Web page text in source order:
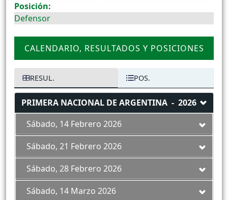
Posición:
Defensor
CALENDARIO, RESULTADOS Y POSICIONES
RESUL. POS.
PRIMERA NACIONAL DE ARGENTINA - 2026
Sábado, 14 Febrero 2026
Sábado, 21 Febrero 2026
Sábado, 28 Febrero 2026
Sábado, 14 Marzo 2026